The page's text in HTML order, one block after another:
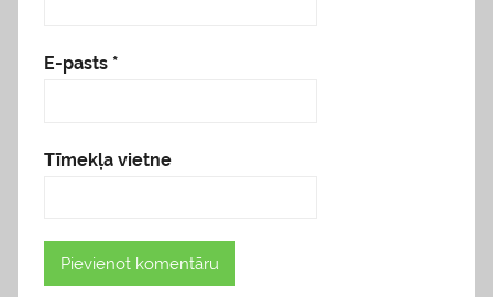
E-pasts *
Tīmekļa vietne